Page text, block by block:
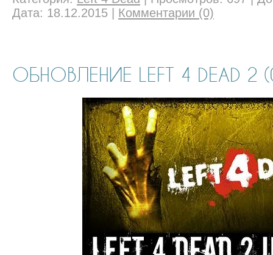
Дата: 18.12.2015 Комментарии (0)
ОБНОВЛЕНИЕ LEFT 4 DEAD 2